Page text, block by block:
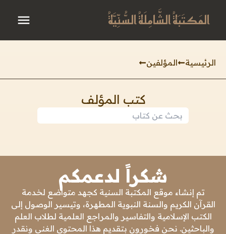
المَكتَبَةُ الشَّامِلَةُ السُّنِّيَّةُ
الرئيسية المؤلفين
كتب المؤلف
شكراً لدعمكم
تم إنشاء موقع المكتبة السنية كجهد متواضع لخدمة
القرآن الكريم والسنة النبوية المطهرة، وتيسير الوصول إلى
الكتب الإسلامية والتفاسير والمراجع العلمية لطلاب العلم
والباحثين. نحن فخورون بتقديم هذا المحتوى الغني ونقدر